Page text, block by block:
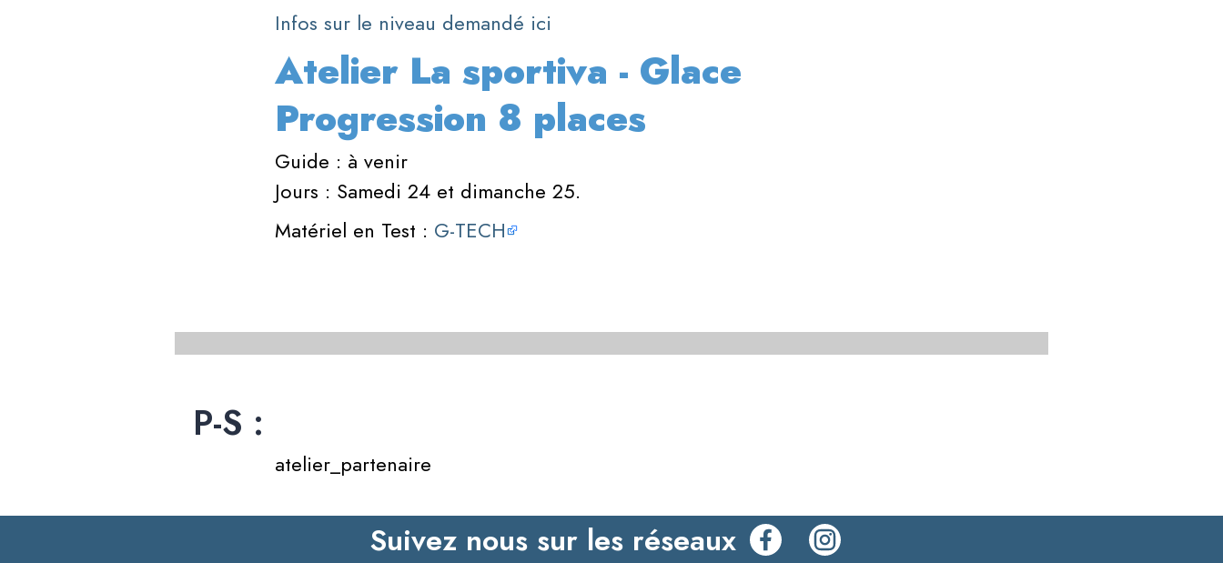
Infos sur le niveau demandé ici
Atelier La sportiva - Glace
Progression 8 places
Guide : à venir
Jours : Samedi 24 et dimanche 25.
Matériel en Test : G-TECH
P-S :
atelier_partenaire
Suivez nous sur les réseaux